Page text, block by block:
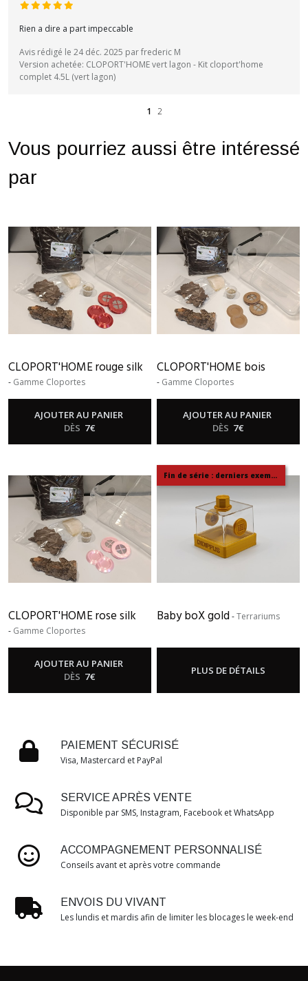
Rien a dire a part impeccable
Avis rédigé le 24 déc. 2025 par frederic M
Version achetée: CLOPORT'HOME vert lagon - Kit cloport'home
complet 4.5L (vert lagon)
1 2
Vous pourriez aussi être intéressé
par
CLOPORT'HOME rouge silk
- Gamme Cloportes
AJOUTER AU PANIER
DÈS 7€
CLOPORT'HOME bois
- Gamme Cloportes
AJOUTER AU PANIER
DÈS 7€
CLOPORT'HOME rose silk
- Gamme Cloportes
AJOUTER AU PANIER
DÈS 7€
Fin de série : derniers exemplaires disponibles
Baby boX gold -Terrariums
PLUS DE DÉTAILS
PAIEMENT SÉCURISÉ
Visa, Mastercard et PayPal
SERVICE APRÈS VENTE
Disponible par SMS, Instagram, Facebook et WhatsApp
ACCOMPAGNEMENT PERSONNALISÉ
Conseils avant et après votre commande
ENVOIS DU VIVANT
Les lundis et mardis afin de limiter les blocages le week-end